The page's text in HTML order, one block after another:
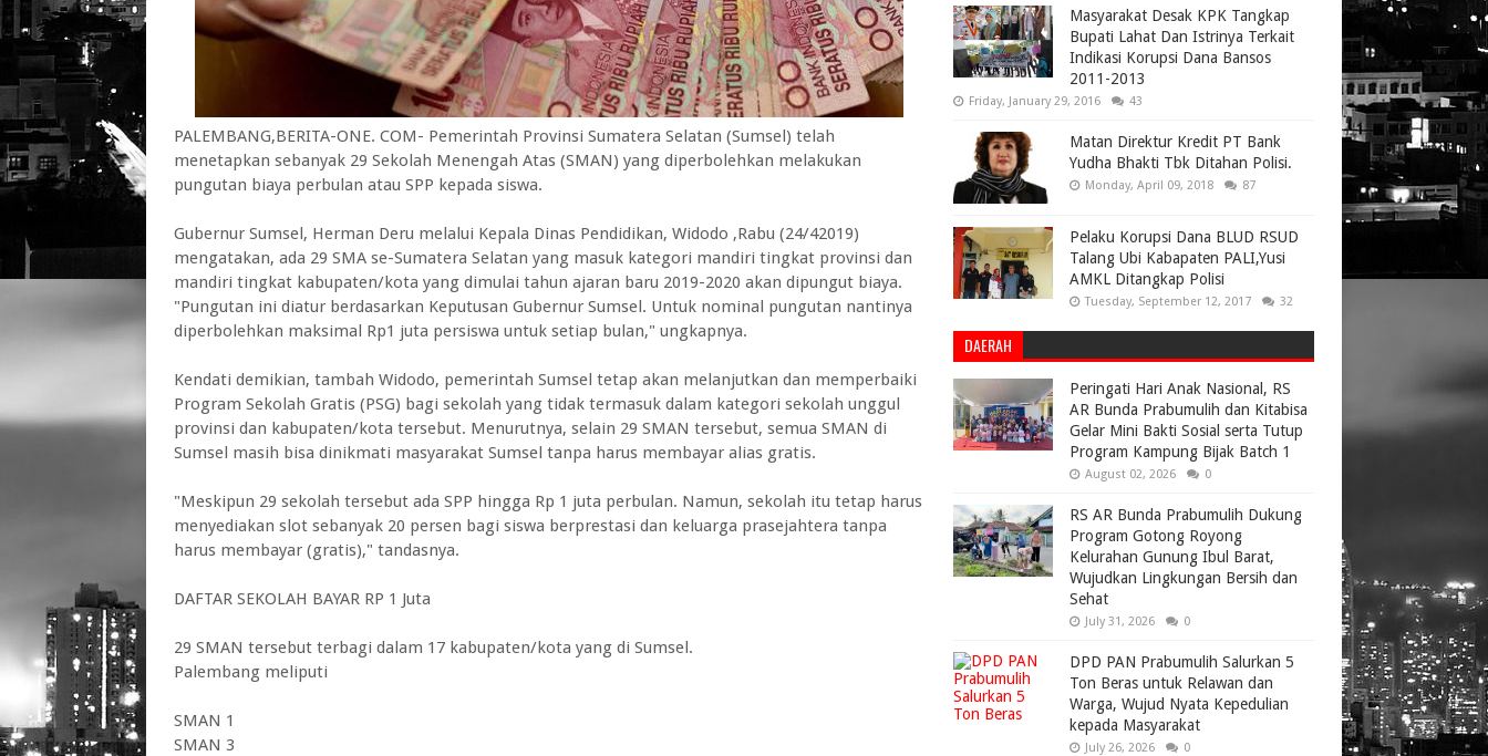
PALEMBANG,BERITA-ONE. COM- Pemerintah Provinsi Sumatera Selatan (Sumsel) telah
menetapkan sebanyak 29 Sekolah Menengah Atas (SMAN) yang diperbolehkan melakukan
pungutan biaya perbulan atau SPP kepada siswa.
Gubernur Sumsel, Herman Deru melalui Kepala Dinas Pendidikan, Widodo ,Rabu (24/42019)
mengatakan, ada 29 SMA se-Sumatera Selatan yang masuk kategori mandiri tingkat provinsi dan
mandiri tingkat kabupaten/kota yang dimulai tahun ajaran baru 2019-2020 akan dipungut biaya.
"Pungutan ini diatur berdasarkan Keputusan Gubernur Sumsel. Untuk nominal pungutan nantinya
diperbolehkan maksimal Rp1 juta persiswa untuk setiap bulan," ungkapnya.
Kendati demikian, tambah Widodo, pemerintah Sumsel tetap akan melanjutkan dan memperbaiki
Program Sekolah Gratis (PSG) bagi sekolah yang tidak termasuk dalam kategori sekolah unggul
provinsi dan kabupaten/kota tersebut. Menurutnya, selain 29 SMAN tersebut, semua SMAN di
Sumsel masih bisa dinikmati masyarakat Sumsel tanpa harus membayar alias gratis.
"Meskipun 29 sekolah tersebut ada SPP hingga Rp 1 juta perbulan. Namun, sekolah itu tetap harus
menyediakan slot sebanyak 20 persen bagi siswa berprestasi dan keluarga prasejahtera tanpa
harus membayar (gratis)," tandasnya.
DAFTAR SEKOLAH BAYAR RP 1 Juta
29 SMAN tersebut terbagi dalam 17 kabupaten/kota yang di Sumsel.
Palembang meliputi
SMAN 1
SMAN 3
Masyarakat Desak KPK Tangkap
Bupati Lahat Dan Istrinya Terkait
Indikasi Korupsi Dana Bansos
2011-2013
Friday, January 29, 2016 43
Matan Direktur Kredit PT Bank
Yudha Bhakti Tbk Ditahan Polisi.
Monday, April 09, 2018 87
Pelaku Korupsi Dana BLUD RSUD
Talang Ubi Kabapaten PALI,Yusi
AMKL Ditangkap Polisi
Tuesday, September 12, 2017 32
DAERAH
Peringati Hari Anak Nasional, RS
AR Bunda Prabumulih dan Kitabisa
Gelar Mini Bakti Sosial serta Tutup
Program Kampung Bijak Batch 1
August 02, 2026 0
RS AR Bunda Prabumulih Dukung
Program Gotong Royong
Kelurahan Gunung Ibul Barat,
Wujudkan Lingkungan Bersih dan
Sehat
July 31, 2026 0
DPD PAN Prabumulih Salurkan 5
Ton Beras untuk Relawan dan
Warga, Wujud Nyata Kepedulian
kepada Masyarakat
July 26, 2026 0